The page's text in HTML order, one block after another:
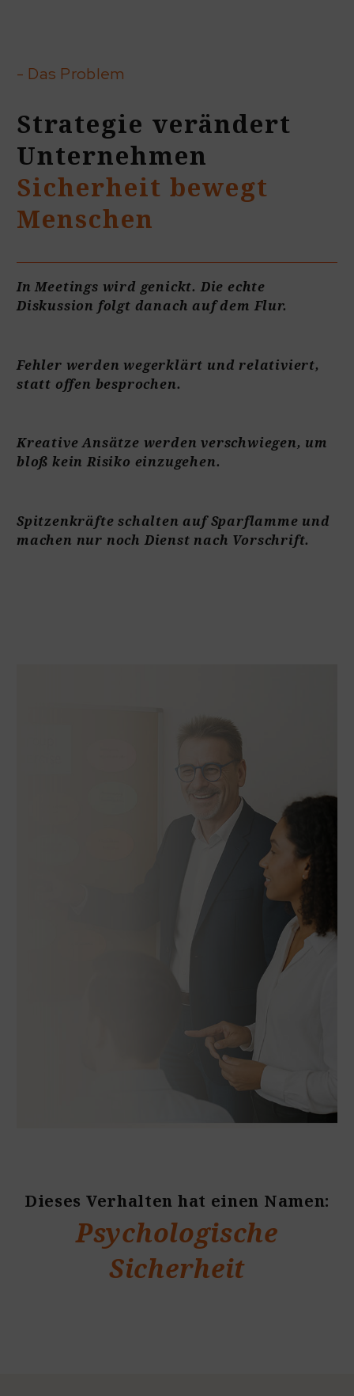
- Das Problem
Strategie verändert
Unternehmen
Sicherheit bewegt
Menschen
In Meetings wird genickt. Die echte
Diskussion folgt danach auf dem Flur.
Fehler werden wegerklärt und relativiert,
statt offen besprochen.
Kreative Ansätze werden verschwiegen, um
bloß kein Risiko einzugehen.
Spitzenkräfte schalten auf Sparflamme und
machen nur noch Dienst nach Vorschrift.
Dieses Verhalten hat einen Namen:
Psychologische
Sicherheit